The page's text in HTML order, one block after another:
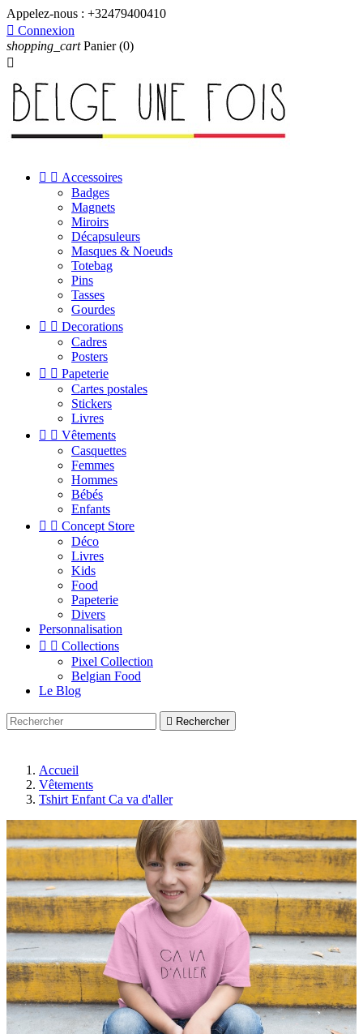
Appelez-nous : +32479400410
 Connexion
shopping_cart Panier (0)

  Accessoires
Badges
Magnets
Miroirs
Décapsuleurs
Masques & Noeuds
Totebag
Pins
Tasses
Gourdes
  Decorations
Cadres
Posters
  Papeterie
Cartes postales
Stickers
Livres
  Vêtements
Casquettes
Femmes
Hommes
Bébés
Enfants
  Concept Store
Déco
Livres
Kids
Food
Papeterie
Divers
Personnalisation
  Collections
Pixel Collection
Belgian Food
Le Blog
 Rechercher
Accueil
Vêtements
Tshirt Enfant Ca va d'aller